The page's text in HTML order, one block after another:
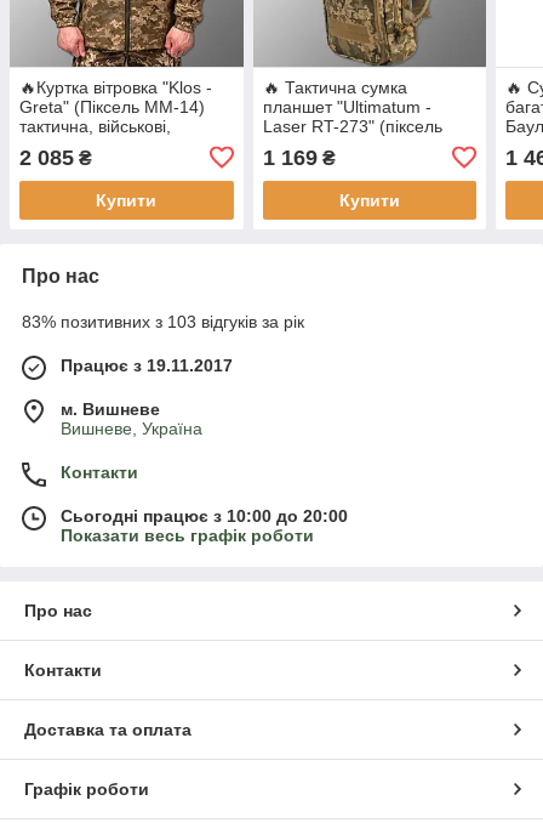
🔥Куртка вітровка "Klos -
Greta" (Піксель ММ-14)
тактична, військові,
2 085 ₴
Купити
🔥 Тактична сумка
планшет "Ultimatum -
Laser RT-273" (піксель
рюкзак, зсу, поліції,
нацгвардії
1 169₴
Купити
🔥
1
Про нас
83% позитивних з 103 відгуків за рік
Працює з 19.11.2017
м. Вишневе
Вишневе, Україна
Контакти
Сьогодні працює з 10:00 до 20:00
Показати весь графік роботи
Про нас
Контакти
Доставка та оплата
Графік роботи